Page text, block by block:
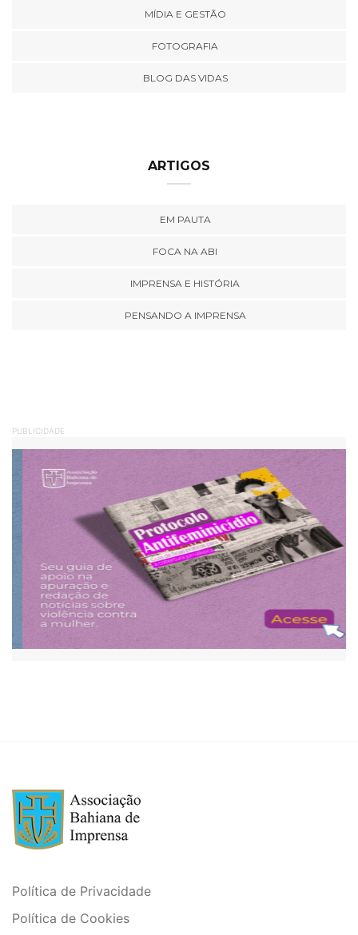
MÍDIA E GESTÃO
FOTOGRAFIA
BLOG DAS VIDAS
ARTIGOS
EM PAUTA
FOCA NA ABI
IMPRENSA E HISTÓRIA
PENSANDO A IMPRENSA
PUBLICIDADE
Política de Privacidade
Política de Cookies